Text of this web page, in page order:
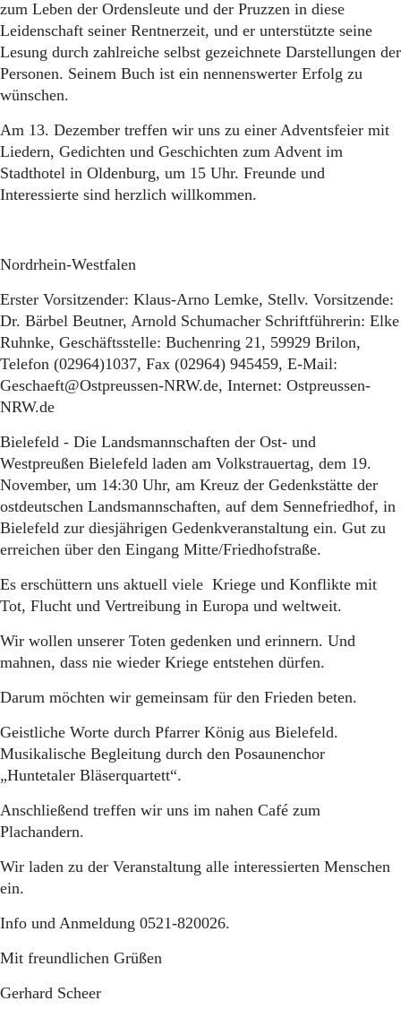
zum Leben der Ordensleute und der Pruzzen in diese
Leidenschaft seiner Rentnerzeit, und er unterstützte seine
Lesung durch zahlreiche selbst gezeichnete Darstellungen der
Personen. Seinem Buch ist ein nennenswerter Erfolg zu
wünschen.
Am 13. Dezember treffen wir uns zu einer Adventsfeier mit
Liedern, Gedichten und Geschichten zum Advent im
Stadthotel in Oldenburg, um 15 Uhr. Freunde und
Interessierte sind herzlich willkommen.
Nordrhein-Westfalen
Erster Vorsitzender: Klaus-Arno Lemke, Stellv. Vorsitzende:
Dr. Bärbel Beutner, Arnold Schumacher Schriftführerin: Elke
Ruhnke, Geschäftsstelle: Buchenring 21, 59929 Brilon,
Telefon (02964)1037, Fax (02964) 945459, E-Mail:
Geschaeft@Ostpreussen-NRW.de, Internet: Ostpreussen-
NRW.de
Bielefeld - Die Landsmannschaften der Ost- und
Westpreußen Bielefeld laden am Volkstrauertag, dem 19.
November, um 14:30 Uhr, am Kreuz der Gedenkstätte der
ostdeutschen Landsmannschaften, auf dem Sennefriedhof, in
Bielefeld zur diesjährigen Gedenkveranstaltung ein. Gut zu
erreichen über den Eingang Mitte/Friedhofstraße.
Es erschüttern uns aktuell viele Kriege und Konflikte mit
Tot, Flucht und Vertreibung in Europa und weltweit.
Wir wollen unserer Toten gedenken und erinnern. Und
mahnen, dass nie wieder Kriege entstehen dürfen.
Darum möchten wir gemeinsam für den Frieden beten.
Geistliche Worte durch Pfarrer König aus Bielefeld.
Musikalische Begleitung durch den Posaunenchor
„Huntetaler Bläserquartett“.
Anschließend treffen wir uns im nahen Café zum
Plachandern.
Wir laden zu der Veranstaltung alle interessierten Menschen
ein.
Info und Anmeldung 0521-820026.
Mit freundlichen Grüßen
Gerhard Scheer